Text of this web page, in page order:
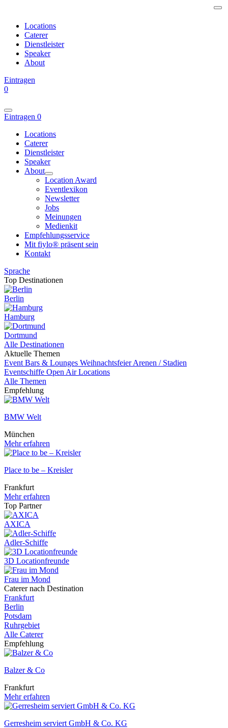
Locations
Caterer
Dienstleister
Speaker
About
Eintragen
0
Eintragen 0
Locations
Caterer
Dienstleister
Speaker
About
Location Award
Eventlexikon
Newsletter
Jobs
Meinungen
Medienkit
Empfehlungsservice
Mit fiylo® präsent sein
Kontakt
Sprache
Top Destinationen
Berlin
Hamburg
Dortmund
Alle Destinationen
Aktuelle Themen
Event Bars & Lounges WeihnachtsfeierArenen / Stadien
Eventschiffe Open Air Locations
Alle Themen
Empfehlung
BMW Welt
München
Mehr erfahren
Place to be – Kreisler
Frankfurt
Mehr erfahren
Top Partner
AXICA
Adler-Schiffe
3D Locationfreunde
Frau im Mond
Caterer nach Destination
Frankfurt
Berlin
Potsdam
Ruhrgebiet
Alle Caterer
Empfehlung
Balzer & Co
Frankfurt
Mehr erfahren
Gerresheim serviert GmbH & Co. KG